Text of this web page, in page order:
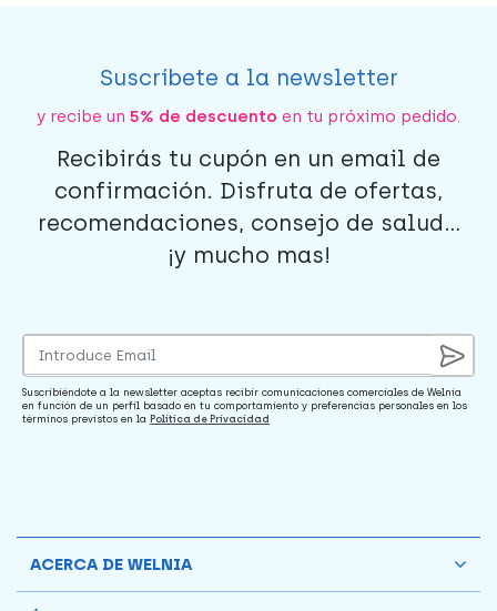
Suscríbete a la newsletter
y recibe un 5% de descuento en tu próximo pedido.
Recibirás tu cupón en un email de
confirmación. Disfruta de ofertas,
recomendaciones, consejo de salud...
¡y mucho mas!
Suscribiéndote a la newsletter aceptas recibir comunicaciones comerciales de Welnia
en función de un perfil basado en tu comportamiento y preferencias personales en los
términos previstos en la Política de Privacidad
ACERCA DE WELNIA